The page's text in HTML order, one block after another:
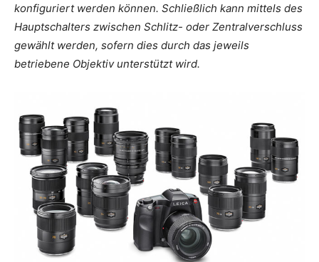
konfiguriert werden können. Schließlich kann mittels des
Hauptschalters zwischen Schlitz- oder Zentralverschluss
gewählt werden, sofern dies durch das jeweils
betriebene Objektiv unterstützt wird.